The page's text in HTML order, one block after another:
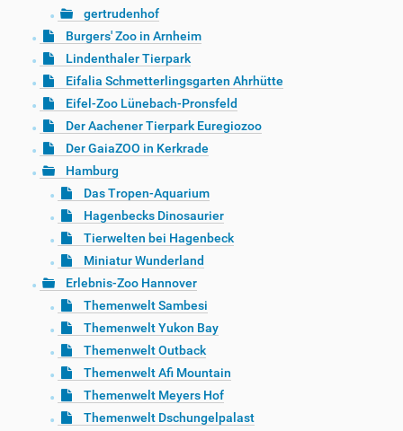
gertrudenhof
Burgers' Zoo in Arnheim
Lindenthaler Tierpark
Eifalia Schmetterlingsgarten Ahrhütte
Eifel-Zoo Lünebach-Pronsfeld
Der Aachener Tierpark Euregiozoo
Der GaiaZOO in Kerkrade
Hamburg
Das Tropen-Aquarium
Hagenbecks Dinosaurier
Tierwelten bei Hagenbeck
Miniatur Wunderland
Erlebnis-Zoo Hannover
Themenwelt Sambesi
Themenwelt Yukon Bay
Themenwelt Outback
Themenwelt Afi Mountain
Themenwelt Meyers Hof
Themenwelt Dschungelpalast